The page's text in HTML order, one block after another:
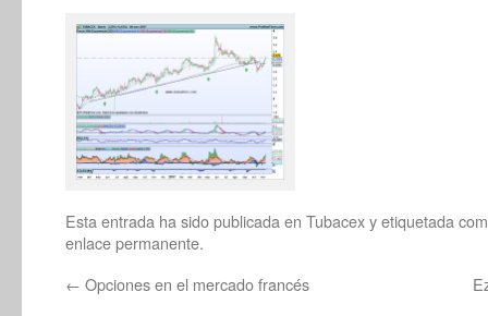
Esta entrada ha sido publicada en Tubacexy etiquetada
enlace permanente.
← Opciones en el mercado francés